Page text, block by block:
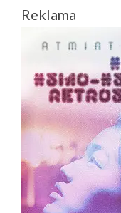
Reklama